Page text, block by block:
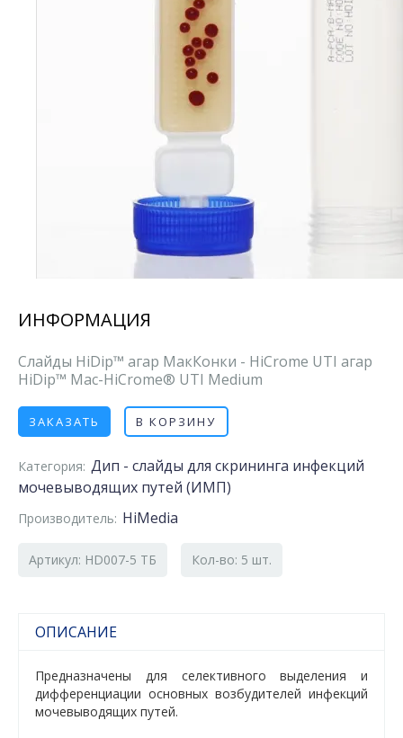
ИНФОРМАЦИЯ
Слайды HiDip™ агар МакКонки - HiCrome UTI агар
HiDip™ Mac-HiCrome® UTI Medium
ЗАКАЗАТЬ В КОРЗИНУ
Категория: Дип - слайды для скрининга инфекций
мочевыводящих путей (ИМП)
Производитель: HiMedia
Артикул: HD007-5 ТБ Кол-во: 5 шт.
ОПИСАНИЕ
Предназначены для селективного выделения и
дифференциации основных возбудителей инфекций
мочевыводящих путей.